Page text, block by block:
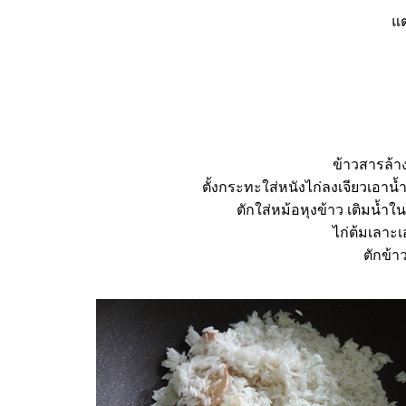
ต
ข้าวสารล้า
ตั้งกระทะใส่หนังไก่ลงเจียวเอ
ตักใส่หม้อหุงข้าว เติมน้ำ
ไก่ต้มเลาะ
ตักข้า